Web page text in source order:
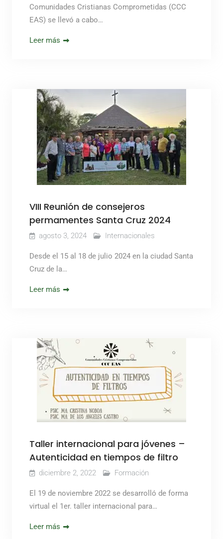
Comunidades Cristianas Comprometidas (CCC
EAS) se llevó a cabo…
Leer más
VIII Reunión de consejeros
permamentes Santa Cruz 2024
agosto 3, 2024 Internacionales
Desde el 15 al 18 de julio 2024 en la ciudad Santa
Cruz de la…
Leer más
Taller internacional para jóvenes –
Autenticidad en tiempos de filtro
diciembre 2, 2022 Formación
El 19 de noviembre 2022 se desarrolló de forma
virtual el 1er. taller internacional para…
Leer más